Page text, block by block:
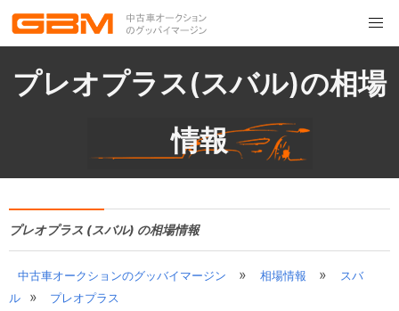
プレオプラス(スバル)の相場
情報
プレオプラス (スバル) の相場情報
中古車オークションのグッバイマージン » 相場情報 »
スバ
ル
» プレオプラス